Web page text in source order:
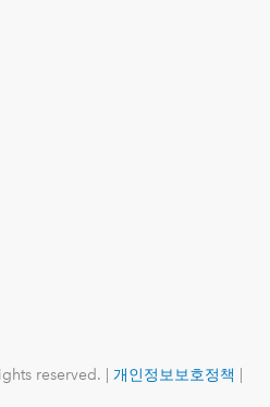
reserved. | 개인정보보호정책